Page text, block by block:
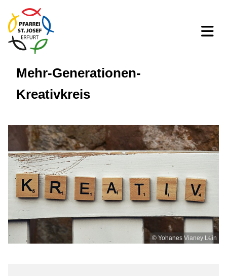
Mehr-Generationen-
Kreativkreis
© Yohanes Vianey Lein